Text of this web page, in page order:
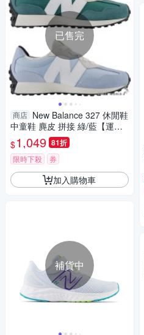
已售完
商店 New Balance 327 休閒鞋
中童鞋 麂皮 拼接 綠/藍【運動
世界】PH327BD-W/PH327BS-
W
$1,049 81折
限時下殺 券
加入購物車
補貨中